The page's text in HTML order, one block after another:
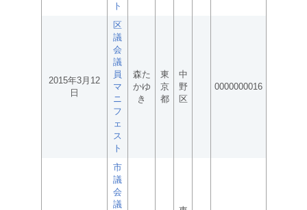
ト
2015年3月12
日
区
議
会
議
員
マ
ニ
フ
ェ
ス
ト
森た
かゆ
き
東
京
都
中
野
区
0000000016
市
議
会
議